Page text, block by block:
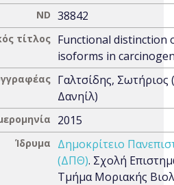
ND 38842
τίτλος Functional distinction
isoforms in
Γαλτσίδης,
Δανηίλ)
2015
Ίδρυμα
Δημοκρίτειο
(ΔΠΘ). Σχολή
Τμήμα Μοριακής